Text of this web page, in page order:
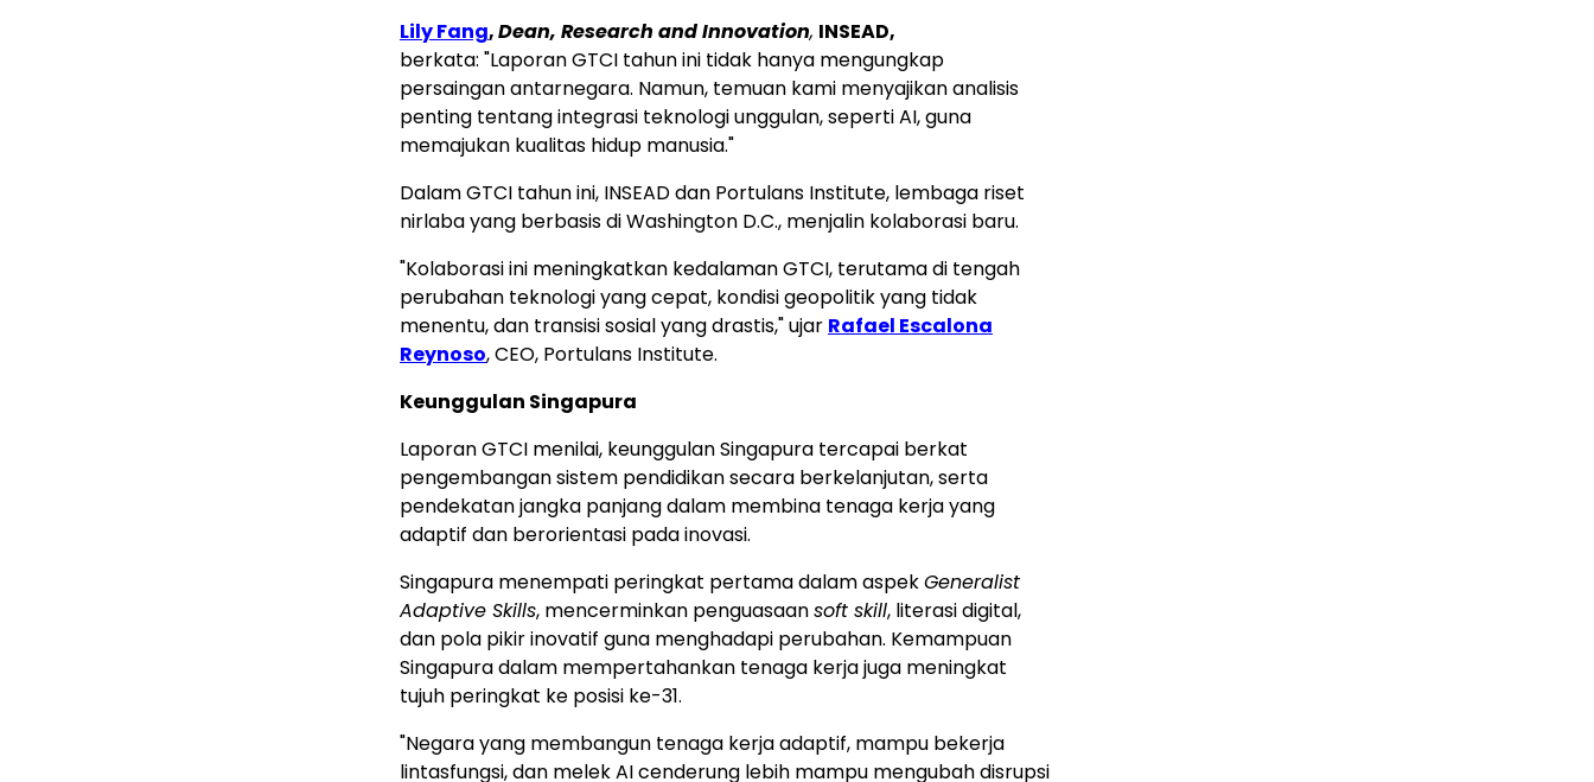
Lily Fang,Dean, Research and Innovation, INSEAD,
berkata: "Laporan GTCI tahun ini tidak hanya mengungkap
persaingan antarnegara. Namun, temuan kami menyajikan analisis
penting tentang integrasi teknologi unggulan, seperti AI, guna
memajukan kualitas hidup manusia."
Dalam GTCI tahun ini, INSEAD dan Portulans Institute, lembaga riset
nirlaba yang berbasis diWashington D.C., menjalin kolaborasi baru.
"Kolaborasi ini meningkatkan kedalaman GTCI, terutama di tengah
perubahan teknologi yang cepat, kondisi geopolitik yang tidak
menentu, dan transisi sosial yang drastis," ujar Rafael Escalona
Reynoso, CEO, Portulans Institute.
Keunggulan Singapura
Laporan GTCI menilai, keunggulan Singapura tercapai berkat
pengembangan sistem pendidikan secara berkelanjutan, serta
pendekatan jangka panjang dalam membina tenaga kerja yang
adaptif dan berorientasi pada inovasi.
Singapura menempati peringkat pertama dalam aspekGeneralist
Adaptive Skills, mencerminkan penguasaansoft skill, literasi digital,
dan pola pikir inovatif guna menghadapi perubahan. Kemampuan
Singapura dalam mempertahankan tenaga kerja juga meningkat
tujuh peringkat ke posisi ke-31.
"Negara yang membangun tenaga kerja adaptif, mampu bekerja
lintasfungsi, dan melek AI cenderung lebih mampu mengubah disrupsi